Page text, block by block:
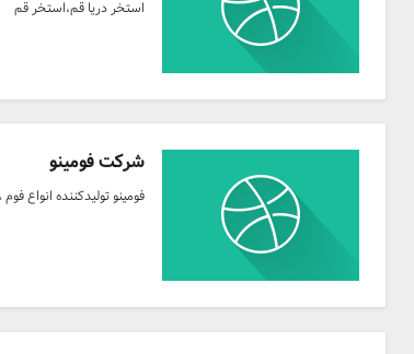
استخر دریا قم،استخر قم
شرکت فومینو
فومینو تولیدکننده انواع فوم EVA با ضخامت های مختلف و متنوع ترین رنگ بندی - تلفن: 02122856280